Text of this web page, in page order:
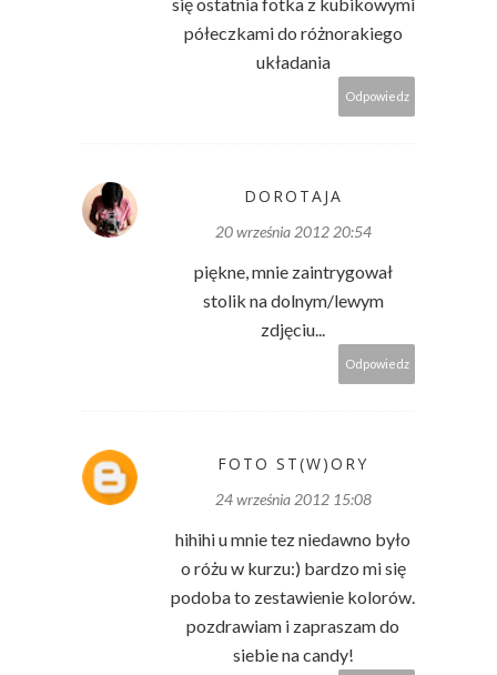
półeczkami do różnorakiego
układania
Odpowiedz
DOROTAJA
20 września 2012 20:54
piękne, mnie zaintrygował
stolik na dolnym/lewym
zdjęciu...
Odpowiedz
FOTO ST(W)ORY
24 września 2012 15:08
hihihi u mnie tez niedawno było
o różu w kurzu:) bardzo mi się
podoba to zestawienie kolorów.
pozdrawiam i zapraszam do
siebie na candy!